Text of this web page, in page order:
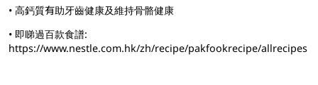
• 高鈣質有助牙齒健康及維持骨骼健康
• 即睇過百款食譜:
https://www.nestle.com.hk/zh/recipe/pakfookrecipe/allrecipes